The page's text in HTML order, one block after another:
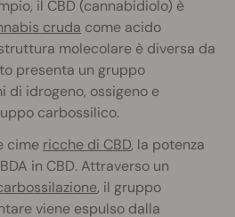
il CBD (cannabidiolo) è
cruda come acido
molecolare è diversa da
presenta un gruppo
di idrogeno, ossigeno e
carbossilico.
cime ricche di CBD, la potenza
in CBD. Attraverso un
, il gruppo
viene espulso dalla